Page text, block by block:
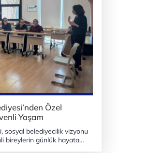
Özel
Yaşam
sosyal belediyecilik vizyonu
bireylerin günlük hayata